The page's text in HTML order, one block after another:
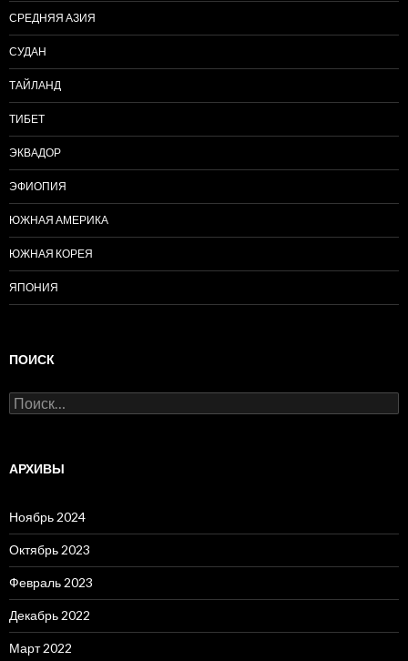
СРЕДНЯЯ АЗИЯ
СУДАН
ТАЙЛАНД
ТИБЕТ
ЭКВАДОР
ЭФИОПИЯ
ЮЖНАЯ АМЕРИКА
ЮЖНАЯ КОРЕЯ
ЯПОНИЯ
ПОИСК
Н
а
и
АРХИВЫ
Ноябрь 2024
Октябрь 2023
Февраль 2023
Декабрь 2022
Март 2022